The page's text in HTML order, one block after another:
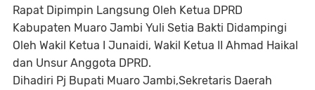
Rapat Dipimpin Langsung Oleh Ketua DPRD
Kabupaten Muaro Jambi Yuli Setia Bakti Didampingi
Oleh Wakil Ketua I Junaidi, Wakil Ketua II Ahmad Haikal
dan Unsur Anggota DPRD.
Dihadiri Pj Bupati Muaro Jambi,Sekretaris Daerah